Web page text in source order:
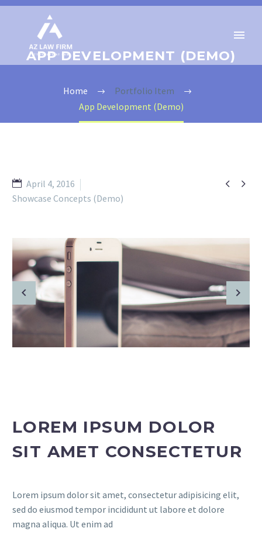
APP DEVELOPMENT (DEMO)
Home
Portfolio Item
App Development (Demo)
 
April 4, 2016
Showcase Concepts (Demo)
LOREM IPSUM DOLOR
SIT AMET CONSECTETUR
Lorem ipsum dolor sit amet, consectetur adipisicing elit,
sed do eiusmod tempor incididunt ut labore et dolore
magna aliqua. Ut enim ad